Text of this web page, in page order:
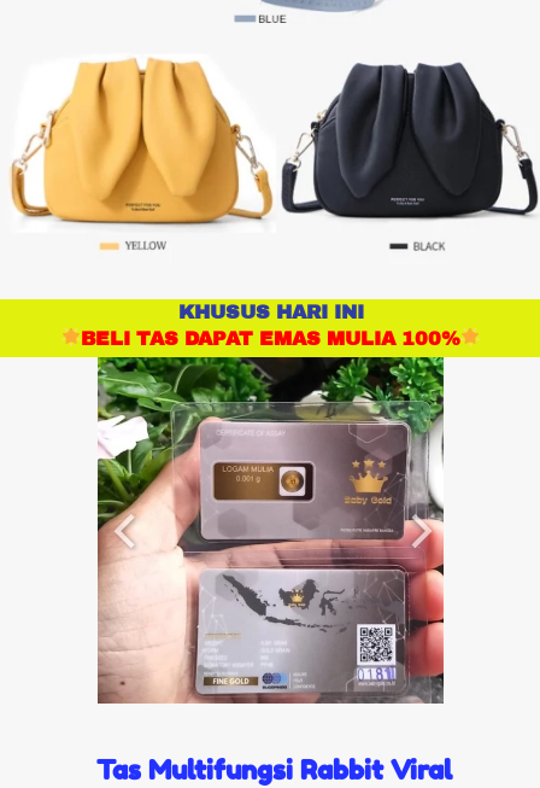
KHUSUS HARI INI
BELI TAS DAPAT EMAS MULIA 100%
Tas Multifungsi Rabbit Viral